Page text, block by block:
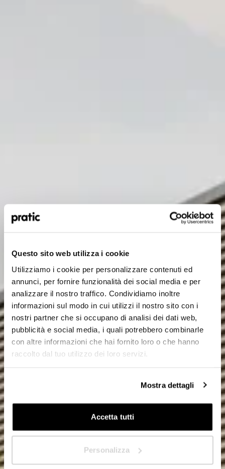
Questo sito web utilizza i cookie
Utilizziamo i cookie per personalizzare contenuti ed
annunci, per fornire funzionalità dei social media e per
analizzare il nostro traffico. Condividiamo inoltre
informazioni sul modo in cui utilizzi il nostro sito con i
nostri partner che si occupano di analisi dei dati web,
pubblicità e social media, i quali potrebbero combinarle
con altre informazioni che hai fornito loro o che hanno
raccolto dal tuo utilizzo dei loro servizi.
Mostra dettagli
Accetta tutti
Personalizza
HoReCa
Designer/Architekt
Privat
Händler